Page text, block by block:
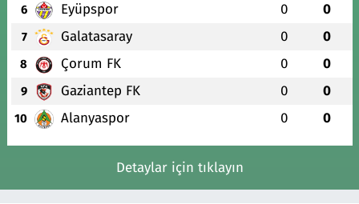
6 Eyüpspor 0 0
7 Galatasaray 0 0
8 Çorum FK 0 0
9 Gaziantep FK 0 0
10 Alanyaspor 0 0
Detaylar için tıklayın